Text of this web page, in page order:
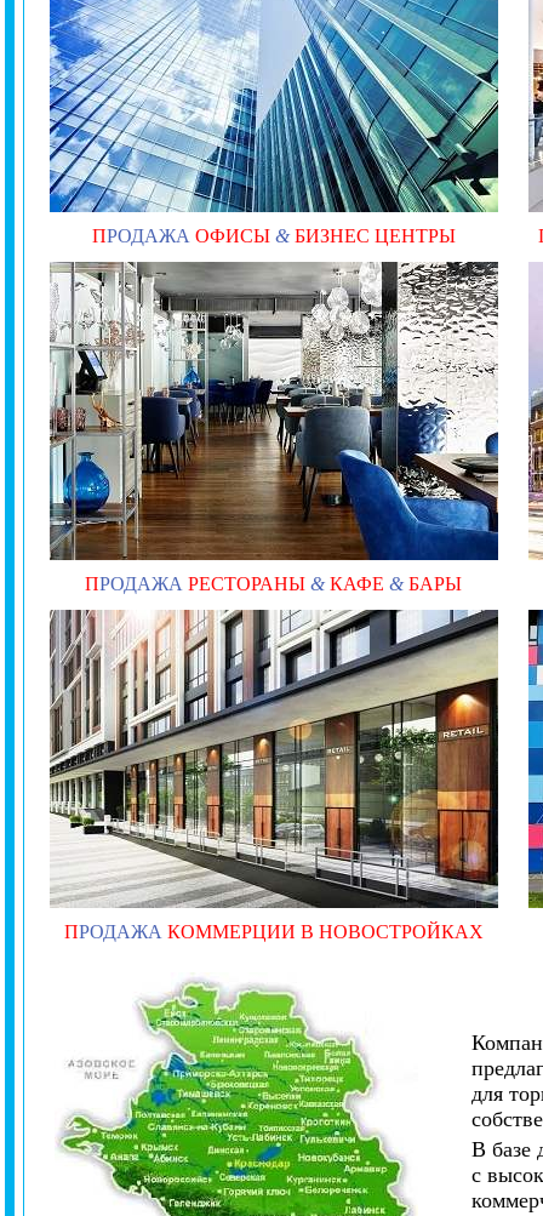
ПРОДАЖА ОФИСЫ & БИЗНЕС ЦЕНТРЫ
ПРОДАЖА РЕСТОРАНЫ &КАФЕ &БАРЫ
ПРОДАЖА КОММЕРЦИИ В НОВОСТРОЙКАХ
для
В базе
с